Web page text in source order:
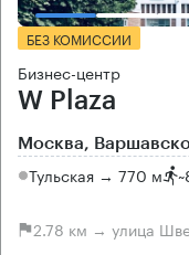
БЕЗ КОМИССИИ
Бизнес-центр
W Plaza
Москва,
Тульская → 770 м ~
2.78 км → улица